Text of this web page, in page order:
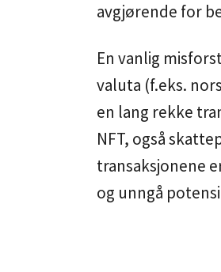
avgjørende for
En vanlig
valuta (f.eks.
en lang rekke
NFT, også
transaksjonene
og unngå